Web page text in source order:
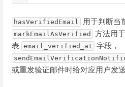
hasVerifiedEmail 用于判断当
markEmailAsVerified
方法用
表 email_verified_at 字段，
或重发验证邮件时给对应用户发